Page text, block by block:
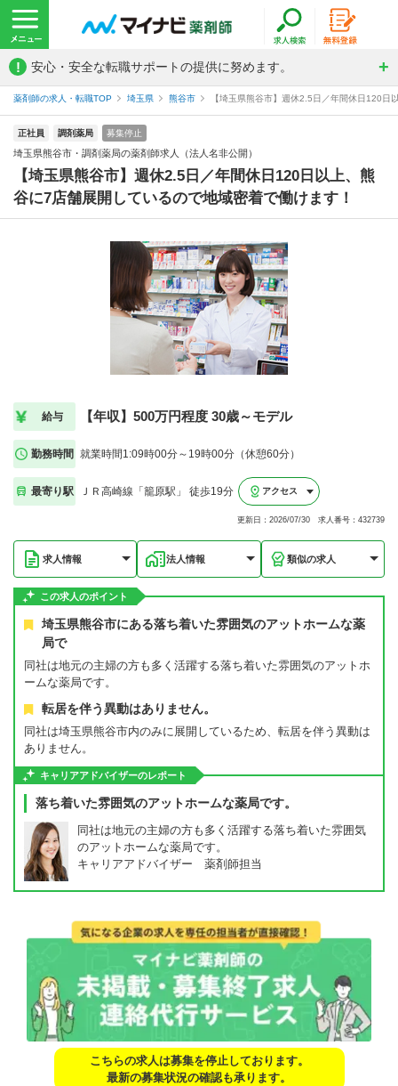
! 安心・安全な転職サポートの提供に努めます。
薬剤師の求人・転職TOP 埼玉県 熊谷市 【埼玉県熊谷市】週休2.5日／年間休日120
正社員 調剤薬局 募集停止
埼玉県熊谷市・調剤薬局の薬剤師求人（法人名非公開）
【埼玉県熊谷市】週休2.5日／年間休日120日以上、熊
谷に7店舗展開しているので地域密着で働けます！
給与 【年収】500万円程度 30歳～モデル
勤務時間 就業時間1:09時00分～19時00分（休憩60分）
最寄り駅 ＪＲ高崎線「籠原駅」 徒歩19分 アクセス
更新日：2026/07/30 求人番号：432739
求人情報 法人情報 類似の求人
この求人のポイント
埼玉県熊谷市にある落ち着いた雰囲気のアットホームな薬
局で
同社は地元の主婦の方も多く活躍する落ち着いた雰囲気のアットホ
ームな薬局です。
転居を伴う異動はありません。
同社は埼玉県熊谷市内のみに展開しているため、転居を伴う異動は
ありません。
キャリアアドバイザーのレポート
落ち着いた雰囲気のアットホームな薬局です。
同社は地元の主婦の方も多く活躍する落ち着いた雰囲気
のアットホームな薬局です。
キャリアアドバイザー 薬剤師担当
こちらの求人は募集を停止しております。
最新の募集状況の確認も承ります。